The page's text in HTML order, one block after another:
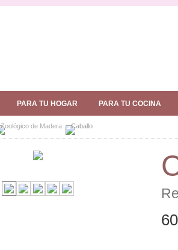
PARA TU HOGAR PARA TU COCINA
Zoológico de Madera Caballo